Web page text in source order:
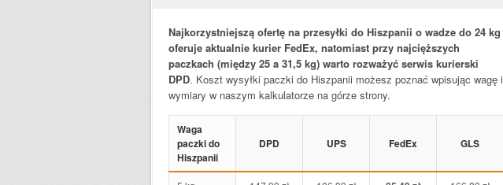
Najkorzystniejszą ofertę na przesyłki do Hiszpanii o wadze do 24 kg
oferuje aktualnie kurier FedEx, natomiast przy najcięższych
paczkach (między 25 a 31,5 kg) warto rozważyć serwis kurierski
DPD. Koszt wysyłki paczki do Hiszpanii możesz poznać wpisując wagę i
wymiary w naszym kalkulatorze na górze strony.
Waga
paczki do
Hiszpanii
DPD UPS FedEx GLS